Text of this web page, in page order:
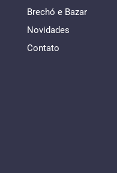
Brechó e Bazar
Novidades
Contato